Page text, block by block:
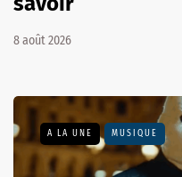
8 août 2026
A LA UNE MUSIQUE